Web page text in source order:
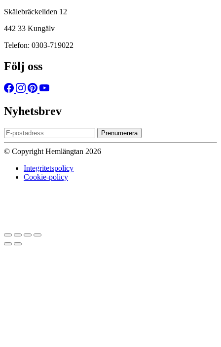
Skälebräckeliden 12
442 33 Kungälv
Telefon: 0303-719022
Följ oss
Nyhetsbrev
Prenumerera
© Copyright Hemlängtan 2026
Integritetspolicy
Cookie-policy